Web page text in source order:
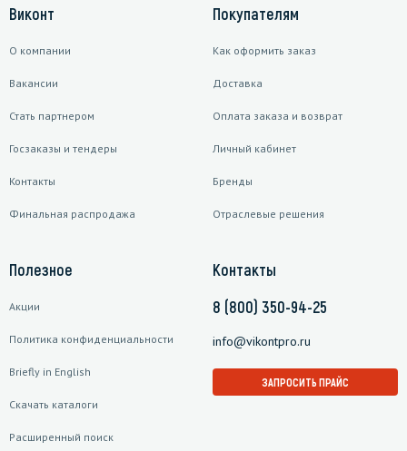
Виконт
О компании
Вакансии
Стать партнером
Госзаказы и тендеры
Контакты
Финальная распродажа
Покупателям
Как оформить заказ
Доставка
Оплата заказа и возврат
Личный кабинет
Бренды
Отраслевые решения
Полезное
Акции
Политика конфиденциальности
Briefly in English
Скачать каталоги
Расширенный поиск
Контакты
8 (800) 350-94-25
info@vikontpro.ru
ЗАПРОСИТЬ ПРАЙС